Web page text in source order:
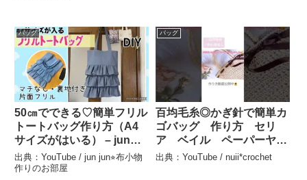
バッグ
50㎝でできる♡簡単フリル
トートバッグ作り方（A4
サイズがはいる） – jun
jun⭐︎布小物作りのお部屋
出典：YouTube / jun jun⭐︎布小物
作りのお部屋
バッグ
百均毛糸◎かぎ針で簡単カ
ゴバッグ 作り方 セリ
ア ベイル ペーパーヤー
ン #ハンドメイド #ハン
出典：YouTube / nuii*crochet